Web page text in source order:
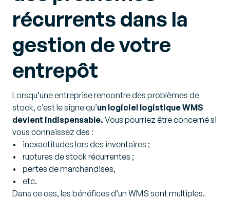
récurrents dans la
gestion de votre
entrepôt
Lorsqu’une entreprise rencontre des problèmes de
stock, c’est le signe qu’un logiciel logistique WMS
devient indispensable. Vous pourriez être concerné si
vous connaissez des :
• inexactitudes lors des inventaires ;
• ruptures de stock récurrentes ;
• pertes de marchandises,
• etc.
Dans ce cas, les bénéfices d’un WMS sont multiples.